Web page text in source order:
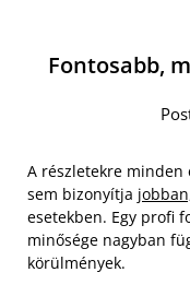
Fontosabb,
A részletekre minden
sem bizonyítja
esetekben. Egy profi
minősége nagyban
körülmények.